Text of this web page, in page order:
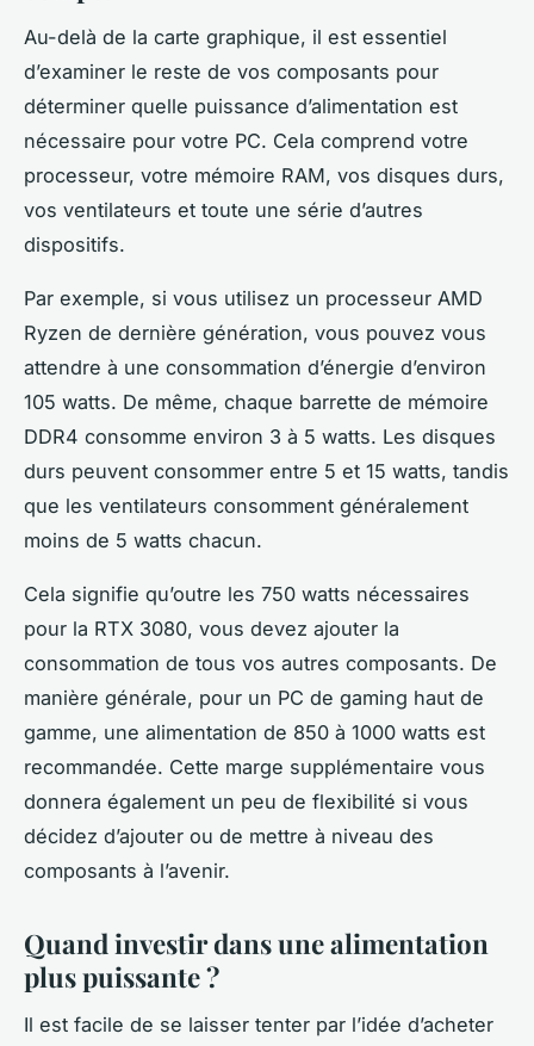
Au-delà de la carte graphique, il est essentiel
d’examiner le reste de vos composants pour
déterminer quelle puissance d’alimentation est
nécessaire pour votre PC. Cela comprend votre
processeur, votre mémoire RAM, vos disques durs,
vos ventilateurs et toute une série d’autres
dispositifs.
Par exemple, si vous utilisez un processeur AMD
Ryzen de dernière génération, vous pouvez vous
attendre à une consommation d’énergie d’environ
105 watts. De même, chaque barrette de mémoire
DDR4 consomme environ 3 à 5 watts. Les disques
durs peuvent consommer entre 5 et 15 watts, tandis
que les ventilateurs consomment généralement
moins de 5 watts chacun.
Cela signifie qu’outre les 750 watts nécessaires
pour la RTX 3080, vous devez ajouter la
consommation de tous vos autres composants. De
manière générale, pour un PC de gaming haut de
gamme, une alimentation de 850 à 1000 watts est
recommandée. Cette marge supplémentaire vous
donnera également un peu de flexibilité si vous
décidez d’ajouter ou de mettre à niveau des
composants à l’avenir.
Quand investir dans une alimentation
plus puissante ?
Il est facile de se laisser tenter par l’idée d’acheter